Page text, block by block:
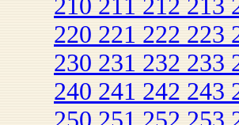
210 211 212 213
220 221 222 223
230 231 232 233
240 241 242 243